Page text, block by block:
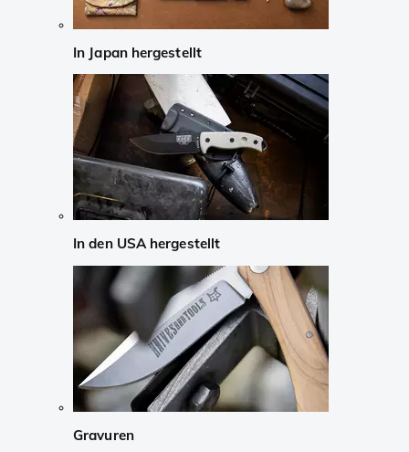
In Japan hergestellt
In den USA hergestellt
Gravuren